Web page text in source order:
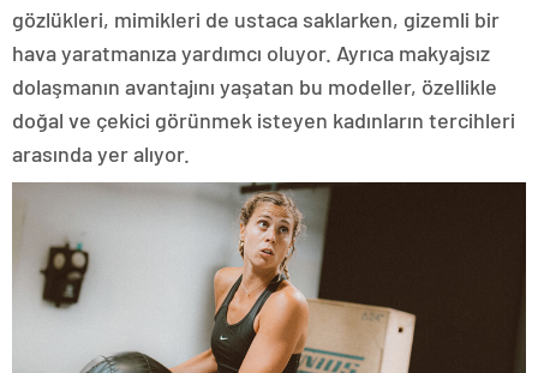
gözlükleri, mimikleri de ustaca saklarken, gizemli bir
hava yaratmanıza yardımcı oluyor. Ayrıca makyajsız
dolaşmanın avantajını yaşatan bu modeller, özellikle
doğal ve çekici görünmek isteyen kadınların tercihleri
arasında yer alıyor.